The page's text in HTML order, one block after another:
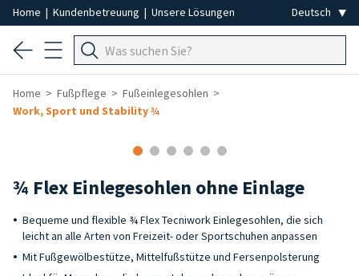
Home | Kundenbetreuung | Unsere Lösungen
Home Fußpflege
Fußeinlegesohlen
Work, Sport und Stability ¾
¾ Flex Einlegesohlen ohne Einlage
Bequeme und flexible ¾ Flex Tecniwork Einlegesohlen, die sich
leicht an alle Arten von Freizeit- oder Sportschuhen anpassen
Mit Fußgewölbestütze, Mittelfußstütze und Fersenpolsterung